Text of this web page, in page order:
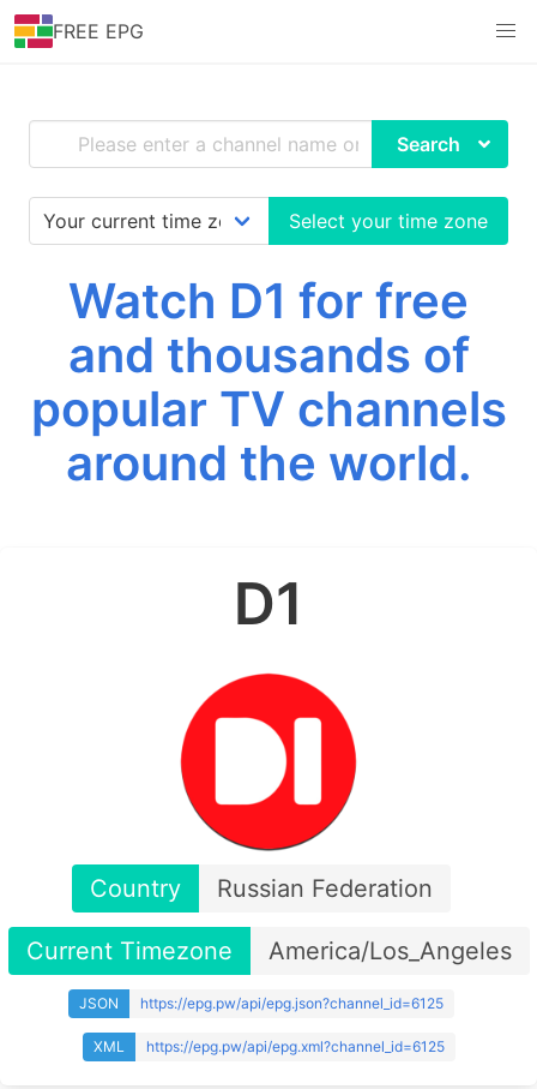
FREE EPG
Search
Select your time zone
Watch D1 for free
and thousands of
popular TV channels
around the world.
D1
Country Russian Federation
Current Timezone America/Los_Angeles
JSON https://epg.pw/api/epg.json?channel_id=6125
XML https://epg.pw/api/epg.xml?channel_id=6125